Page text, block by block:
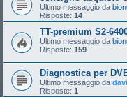
Ultimo messaggio da
Risposte: 14
TT-premium S2-
Ultimo messaggio da
Risposte: 159
Diagnostica per
Ultimo messaggio da
Risposte: 1